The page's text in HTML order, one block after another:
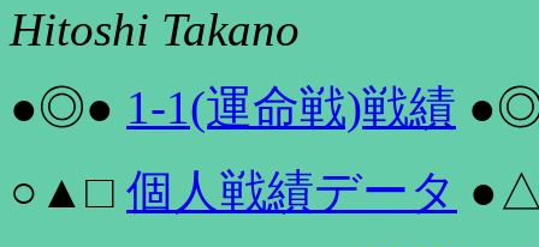
Hitoshi Takano
●◎● 1-1(運命戦)戦績
○▲□ 個人戦績データ